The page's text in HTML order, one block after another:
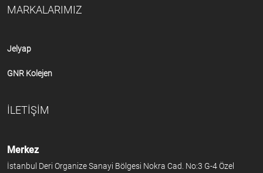
MARKALARIMIZ
Jelyap
GNR Kolejen
İLETİŞİM
Merkez
İstanbul Deri Organize Sanayi Bölgesi Nokra Cad. No:3 G-4 Özel